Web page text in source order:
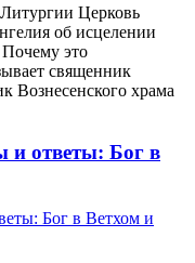
Церковь
об исцелении
это
священник
Вознесенского храма
и ответы: Бог в